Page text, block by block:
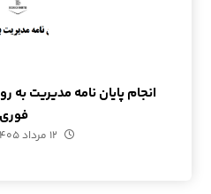
انجام پایان نامه مدیریت
فوری
۱۲ مرداد ۱۴۰۵